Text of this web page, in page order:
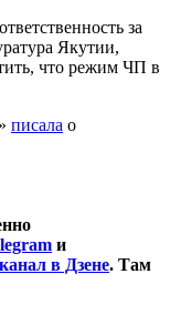
за
Якутии,
что режим ЧП в
писала о
и
канал в Дзене. Там